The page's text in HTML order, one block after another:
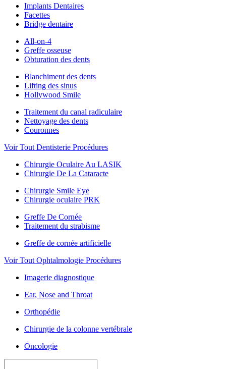
Implants Dentaires
Facettes
Bridge dentaire
All-on-4
Greffe osseuse
Obturation des dents
Blanchiment des dents
Lifting des sinus
Hollywood Smile
Traitement du canal radiculaire
Nettoyage des dents
Couronnes
Voir Tout Dentisterie Procédures
Chirurgie Oculaire Au LASIK
Chirurgie De La Cataracte
Chirurgie Smile Eye
Chirurgie oculaire PRK
Greffe De Cornée
Traitement du strabisme
Greffe de cornée artificielle
Voir Tout Ophtalmologie Procédures
Imagerie diagnostique
Ear, Nose and Throat
Orthopédie
Chirurgie de la colonne vertébrale
Oncologie